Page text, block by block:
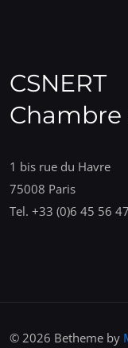
CSNERT
Chambre
1 bis rue du Havre
75008 Paris
Tel. +33 (0)6 45 56
© 2026 Betheme by